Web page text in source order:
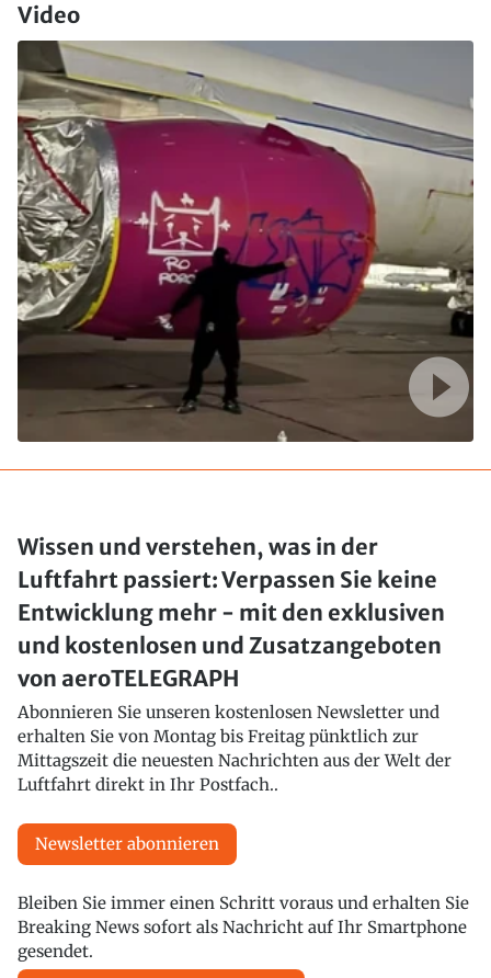
Video
Wissen und verstehen, was in der
Luftfahrt passiert: Verpassen Sie keine
Entwicklung mehr - mit den exklusiven
und kostenlosen und Zusatzangeboten
von aeroTELEGRAPH
Abonnieren Sie unseren kostenlosen Newsletter und
erhalten Sie von Montag bis Freitag pünktlich zur
Mittagszeit die neuesten Nachrichten aus der Welt der
Luftfahrt direkt in Ihr Postfach..
Newsletter abonnieren
Bleiben Sie immer einen Schritt voraus und erhalten Sie
Breaking News sofort als Nachricht auf Ihr Smartphone
gesendet.